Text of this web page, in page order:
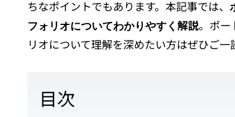
ちなポイントでもあります。本記事では、
フォリオについてわかりやすく解説。ポー
リオについて理解を深めたい方はぜひご一
目次